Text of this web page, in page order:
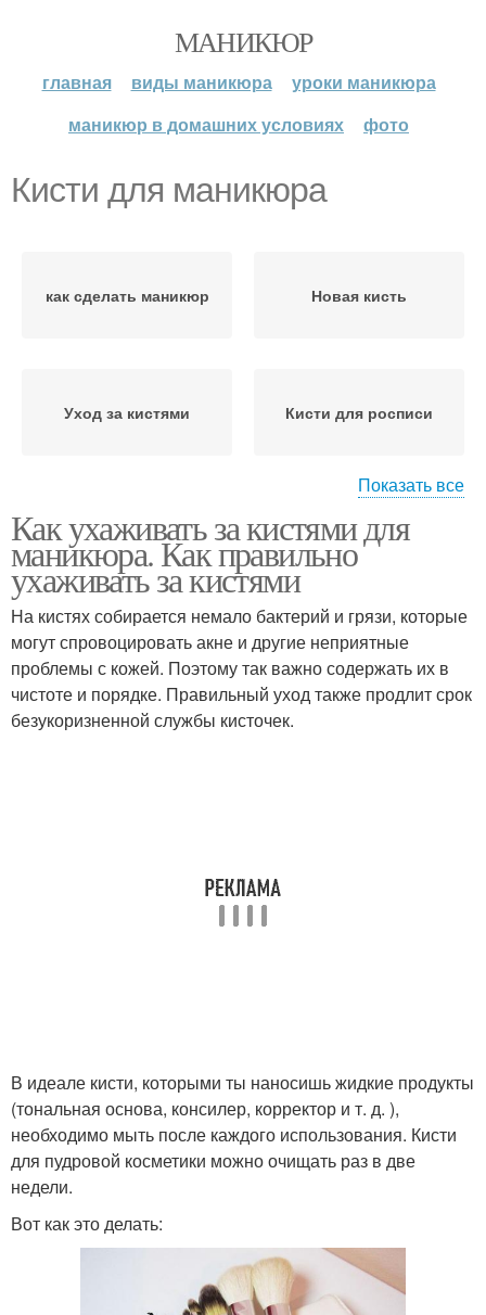
МАНИКЮР
главная виды маникюра
уроки маникюра
маникюр в домашних условиях
фото
Кисти для маникюра
как сделать маникюр Новая кисть
Уход за кистями Кисти для росписи
Кисти для дизайна
Показать все
Как ухаживать за кистями для
маникюра. Как правильно
ухаживать за кистями
На кистях собирается немало бактерий и грязи, которые
могут спровоцировать акне и другие неприятные
проблемы с кожей. Поэтому так важно содержать их в
чистоте и порядке. Правильный уход также продлит срок
безукоризненной службы кисточек.
В идеале кисти, которыми ты наносишь жидкие продукты
(тональная основа, консилер, корректор и т. д. ),
необходимо мыть после каждого использования. Кисти
для пудровой косметики можно очищать раз в две
недели.
Вот как это делать: